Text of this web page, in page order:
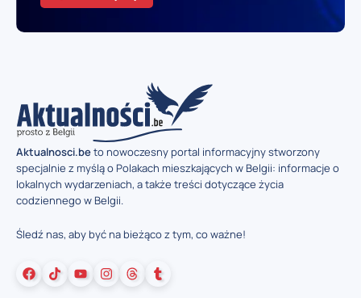
Aktualnosci.beto nowoczesny portal informacyjny stworzony
specjalnie z myślą o Polakach mieszkających w Belgii: informacje o
lokalnych wydarzeniach, a także treści dotyczące życia
codziennego w Belgii.
Śledź nas, aby być na bieżąco z tym, co ważne!